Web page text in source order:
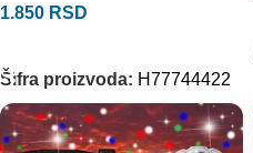
1.850 RSD
Šifra proizvoda: H77744422